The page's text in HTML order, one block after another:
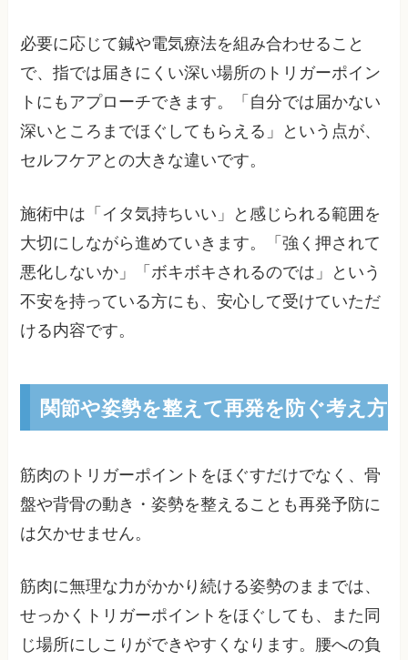
必要に応じて鍼や電気療法を組み合わせること
で、指では届きにくい深い場所のトリガーポイン
トにもアプローチできます。「自分では届かない
深いところまでほぐしてもらえる」という点が、
セルフケアとの大きな違いです。
施術中は「イタ気持ちいい」と感じられる範囲を
大切にしながら進めていきます。「強く押されて
悪化しないか」「ボキボキされるのでは」という
不安を持っている方にも、安心して受けていただ
ける内容です。
関節や姿勢を整えて再発を防ぐ考え方
筋肉のトリガーポイントをほぐすだけでなく、骨
盤や背骨の動き・姿勢を整えることも再発予防に
は欠かせません。
筋肉に無理な力がかかり続ける姿勢のままでは、
せっかくトリガーポイントをほぐしても、また同
じ場所にしこりができやすくなります。腰への負